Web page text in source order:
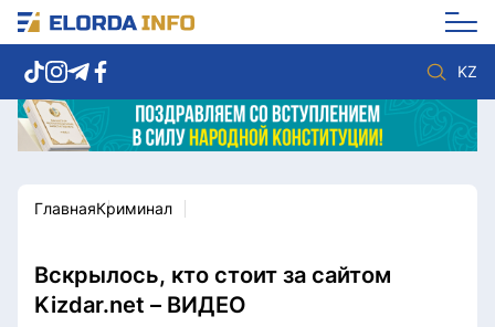
KZ
Новости столицы
Спорт
Культура
Разное
Мнение
Видео
Мир
ГлавнаяКриминал
Вскрылось, кто стоит за сайтом
Kizdar.net – ВИДЕО